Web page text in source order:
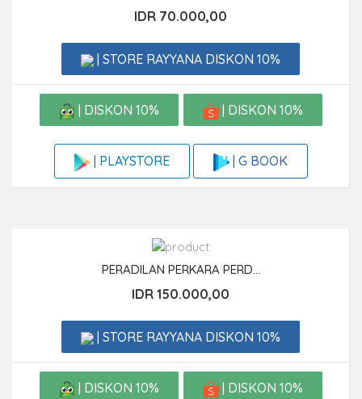
IDR 70.000,00
| STORE RAYYANA DISKON 10%
| DISKON 10% | DISKON 10%
| PLAYSTORE | G BOOK
PERADILAN PERKARA PERD...
IDR 150.000,00
| STORE RAYYANA DISKON 10%
| DISKON 10% | DISKON 10%